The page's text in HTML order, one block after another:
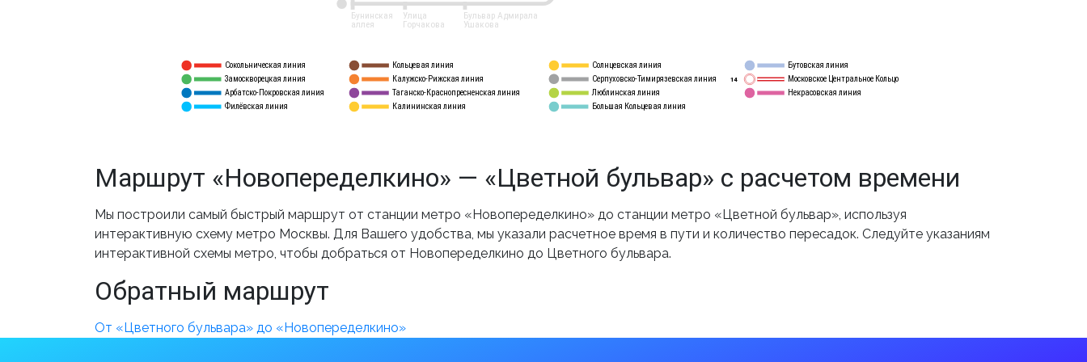
Сокольническая линия
Замоскворецкая линия
Арбатско-Покровская линия
Филёвская линия
Кольцевая линия
Калужско-Рижская линия
Таганско-Краснопресненская линия
Калининская линия
Солнцевская линия
Серпуховско-Тимирязевская линия
Люблинская линия
Бутовская линия
Московское Центральное Кольцо
Большая Кольцевая линия
Некрасовская линия
14
Бульвар Адмирала
Ушакова
Улица
Горчакова
Бунинская
аллея
Маршрут «Новопеределкино» — «Цветной бульвар» с расчетом времени
Мы построили самый быстрый маршрут от станции метро «Новопеределкино» до станции метро «Цветной бульвар», используя
интерактивную схему метро Москвы. Для Вашего удобства, мы указали расчетное время в пути и количество пересадок. Следуйте указаниям
интерактивной схемы метро, чтобы добраться от Новопеределкино до Цветного бульвара.
Обратный маршрут
От «Цветного бульвара» до «Новопеределкино»